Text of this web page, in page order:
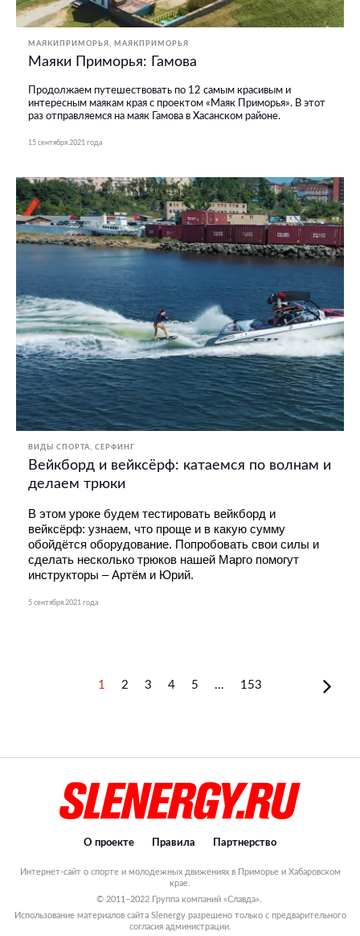
МАЯКИПРИМОРЬЯ МАЯКПРИМОРЬЯ
Маяки Приморья: Гамова
Продолжаем путешествовать по 12 самым красивым и
интересным маякам края с проектом «Маяк Приморья». В этот
раз отправляемся на маяк Гамова в Хасанском районе.
15 сентября 2021 года
ВИДЫ СПОРТА СЕРФИНГ
Вейкборд и вейксёрф: катаемся по волнам и
делаем трюки
В этом уроке будем тестировать вейкборд и
вейксёрф: узнаем, что проще и в какую сумму
обойдётся оборудование. Попробовать свои силы и
сделать несколько трюков нашей Марго помогут
инструкторы – Артём и Юрий.
5 сентября 2021 года
1 2 3 4 5 ... 153
О проекте Правила Партнерство
Интернет-сайт о спорте и молодежных движениях в Приморье и Хабаровском
крае.
© 2011–2022 Группа компаний «Славда».
Использование материалов сайта Slenergy разрешено только с предварительного
согласия администрации.